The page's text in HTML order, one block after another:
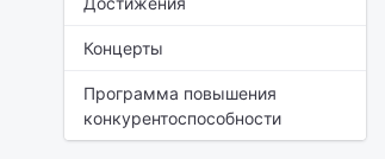
Концерты
Программа повышения
конкурентоспособности